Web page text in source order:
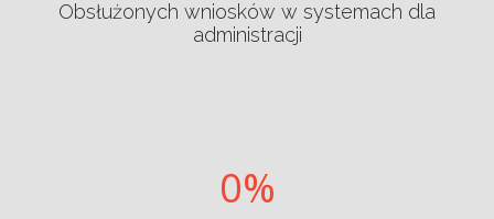
Obsłużonych wniosków w systemach dla
administracji
0